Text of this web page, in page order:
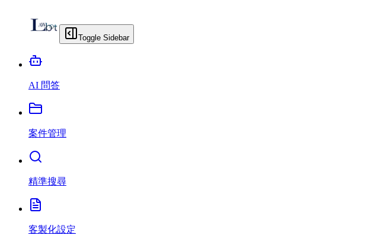
Toggle Sidebar
AI 問答
案件管理
精準搜尋
客製化設定